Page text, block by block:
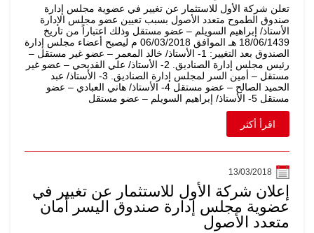
تعلن شركة الأول للاستثمار عن تغيير في عضوية مجلس إدارة
صندوق الطموح متعدد الأصول بسبب تعيين عضو مجلس الإدارة
الأستاذ/ إبراهيم السويلم – عضو مستقل وذلك اعتباراً من تاريخ
18/06/1439 هـ الموافق 06/03/2018 م ليصبح أعضاء مجلس إدارة
الصندوق بعد التغيير: 1- الأستاذ/ خالد المعمر – عضو غير مستقل –
رئيس مجلس إدارة الصناديق. 2- الأستاذ/ علي القديحي – عضو غير
مستقل – أمين السر لمجلس إدارة الصناديق. 3- الأستاذ/ عبد
الحميد الصالح – عضو مستقل 4- الأستاذ/ هاني العبادي – عضو
مستقل 5- الأستاذ/ إبراهيم السويلم – عضو مستقل
اقرأ أكثر
13/03/2018
إعلان شركة الأول للاستثمار عن تغيير في
عضوية مجلس إدارة صندوق اليسر أمان
متعدد الأصول